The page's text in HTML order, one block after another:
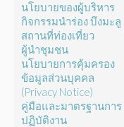
นโยบายของผู้บริหาร
กิจกรรมนำร่อง บึงมะลู
สถานที่ท่องเที่ยว
ผู้นำชุมชน
นโยบายการคุ้มครอง
ข้อมูลส่วนบุคคล
(Privacy Notice)
คู่มือและมาตรฐานการ
ปฏิบัติงาน